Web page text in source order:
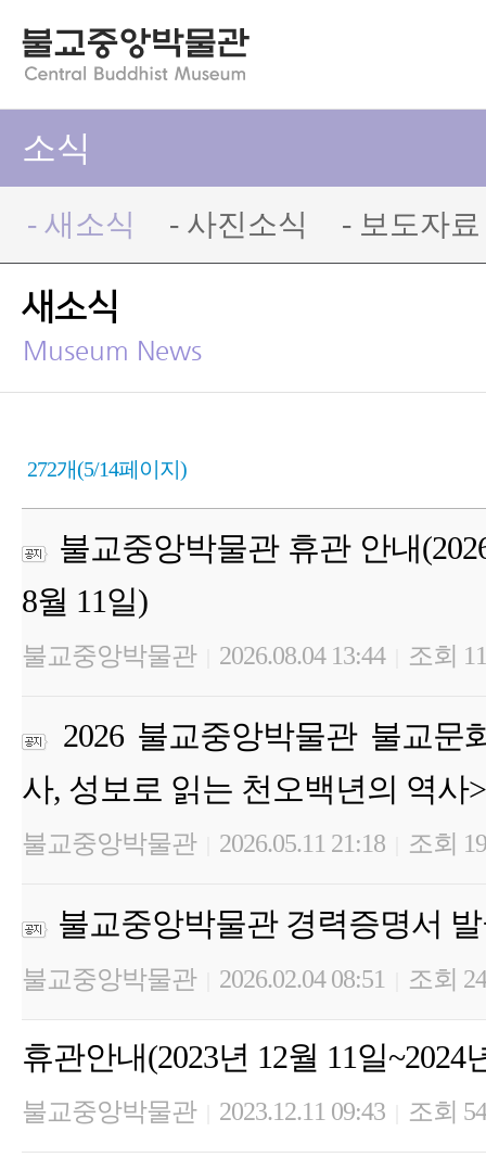
소식
- 새소식 - 사진소식 - 보도자료
새소식
Museum News
272개(5/14페이지)
불교중앙박물관 휴관 안내
8월 11일)
불교중앙박물관 2026.08.04 13:44 조회
2026 불교중앙박물관 불교문
사, 성보로 읽는 천오백년의 역사
불교중앙박물관 2026.05.11 21:18 조회
불교중앙박물관 경력증명서
불교중앙박물관 2026.02.04 08:51 조회
휴관안내(2023년 12월 11일~2024
불교중앙박물관 2023.12.11 09:43 조회